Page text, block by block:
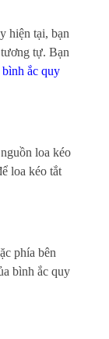
hiện tại, bạn
tự. Bạn
bình ắc quy
loa kéo
loa kéo tắt
phía bên
bình ắc quy